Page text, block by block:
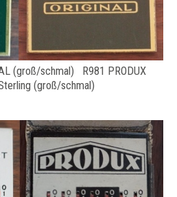
(groß/schmal) R981 PRODUX
(groß/schmal)